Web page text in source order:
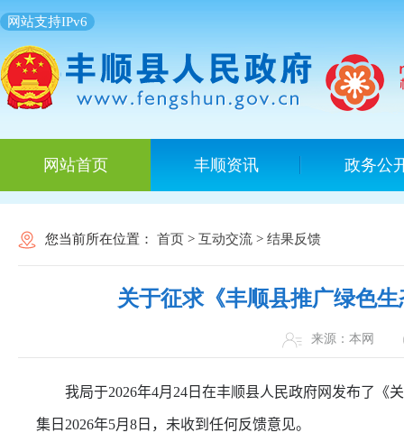
网站支持IPv6
网站首页 丰顺资讯 政务公
您当前所在位置： 首页 > 互动交流 > 结果反馈
关于征求《丰顺县推广绿色
来源：本网
我局于2026年4月 24 日在丰顺县人民政府网发布了《
集日 2026年5月 8 日，未收到任何反馈意见。